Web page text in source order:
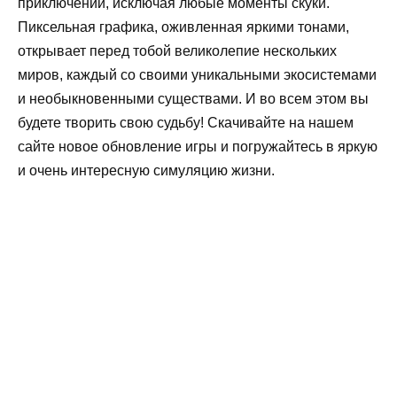
приключений, исключая любые моменты скуки.
Пиксельная графика, оживленная яркими тонами,
открывает перед тобой великолепие нескольких
миров, каждый со своими уникальными экосистемами
и необыкновенными существами. И во всем этом вы
будете творить свою судьбу! Скачивайте на нашем
сайте новое обновление игры и погружайтесь в яркую
и очень интересную симуляцию жизни.